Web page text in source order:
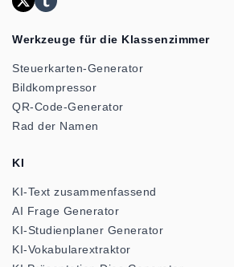
Werkzeuge für die Klassenzimmer
Steuerkarten-Generator
Bildkompressor
QR-Code-Generator
Rad der Namen
KI
KI-Text zusammenfassend
AI Frage Generator
KI-Studienplaner Generator
KI-Vokabularextraktor